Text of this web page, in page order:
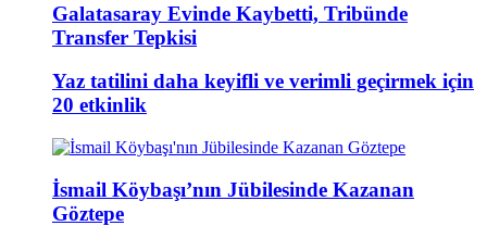
Galatasaray Evinde Kaybetti, Tribünde
Transfer Tepkisi
Yaz tatilini daha keyifli ve verimli geçirmek için
20 etkinlik
İsmail Köybaşı’nın Jübilesinde Kazanan
Göztepe